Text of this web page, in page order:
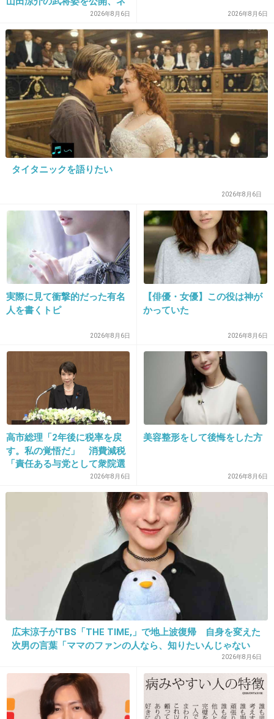
22. 匿名2018/05/20(日) 01:09:20
>>8
もしかして「ミスター」のことでしょうか？
+290
これは、結局、大泉洋がネタにして音尾をいじ
-4
2018/05/20(日) 01:10:49
良かった良かった。
25. 匿名2018/05/20(日) 01:11:29
>>8 マスターって誰？
俳優としてはオパンポが１番演技力あると思う
よ。オパンポだけど。
+174
27. 匿名2018/05/20(日) 01:12:02
昔ケンちゃんが「仲間うちで文句や悪口を言い
合うのは良い。俺も言うし。でも他人が同じ事
を言ったら俺は否定する。」って言ってたな
ット歓喜「ビジュ良すぎん」
「こんな美しい秀次は初め
て」
2026年8月6日 2026年8月6日
タイタニックを語りたい
2026年8月6日
実際に見て衝撃的だった有名
人を書くトピ
2026年8月6日
【俳優・女優】この役は神が
かっていた
2026年8月6日
高市総理「2年後に税率を戻
す。私の覚悟だ」 消費減税
「責任ある与党として衆院選
公約に掲げ理解賜った」2026年8月6日
美容整形をして後悔をした方
2026年8月6日
広末涼子がTBS「THE TIME,」で地上波復帰 自身を変えた
次男の言葉「ママのファンの人なら、知りたいんじゃない
2026年8月6日